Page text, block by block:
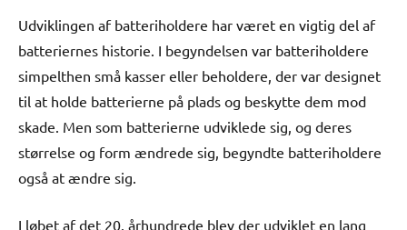
Udviklingen af batteriholdere har været en vigtig del af
batteriernes historie. I begyndelsen var batteriholdere
simpelthen små kasser eller beholdere, der var designet
til at holde batterierne på plads og beskytte dem mod
skade. Men som batterierne udviklede sig, og deres
størrelse og form ændrede sig, begyndte batteriholdere
også at ændre sig.
I løbet af det 20. århundrede blev der udviklet en lang